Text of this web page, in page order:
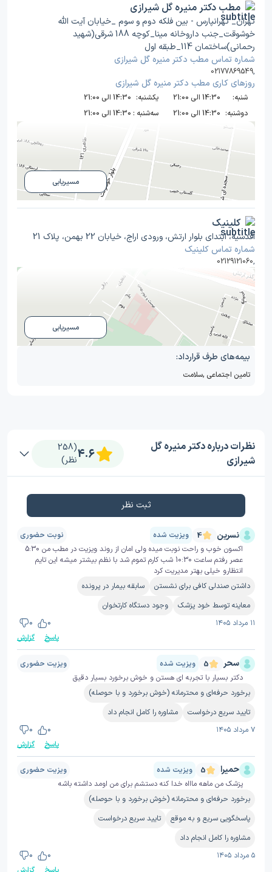
مطب دکتر منیره گل شیرازی
تهران_ تهرانپارس - بین فلکه دوم و سوم _خیابان آیت الله
خوشوقت_جنب داروخانه مینا_کوچه 188 شرقی(شهید
رحمانی)ساختمان 114_طبقه اول
شماره تماس مطب دکتر منیره گل شیرازی
02177869549,
روز‌های کاری مطب دکتر منیره گل شیرازی
شنبه: 14:30 الی 21:00 یکشنبه: 14:30 الی 21:00
دوشنبه: 14:30 الی 21:00 سه‌شنبه : 14:30 الی 21:00
مسیریابی
کلینیک
اقدسیه، ابتدای بلوار ارتش، ورودی اراج، خیابان 22 بهمن، پلاک 21
شماره تماس کلینیک
02129121060,
مسیریابی
بیمه‌های طرف قرارداد:
تامین اجتماعی ,سلامت
نظرات درباره دکتر منیره گل
شیرازی
(258
نظر)4.6
ثبت نظر
نسرین 4 ویزیت شده
نوبت حضوری
اکسون خوب و راحت نوبت میده ولی امان از روند ویزیت در مطب من 5:30
عصر رفتم ساعت 10:30 شب کارم تموم شد با نظم بیشتر میشه این تایم
انتظارو خیلی بهتر مدیریت کرد
داشتن صندلی کافی برای نشستن
سابقه بیمار در پرونده
معاینه توسط خود پزشک
وجود دستگاه کارتخوان
۱۱ مرداد ۱۴۰۵
0
0
پاسخ
گزارش
سحر 5 ویزیت شده
ویزیت حضوری
دکتر بسیار با تجربه ای هستن و خوش برخورد بسیار دقیق
برخورد حرفه‌ای و محترمانه (خوش برخورد و با حوصله)
تایید سریع درخواست
مشاوره را کامل انجام داد
۷ مرداد ۱۴۰۵
0
0
پاسخ
گزارش
حمیرا 5 ویزیت شده
ویزیت حضوری
پزشک من ماهه ماااه خدا کنه دستشم برای من اومد داشته باشه
برخورد حرفه‌ای و محترمانه (خوش برخورد و با حوصله)
پاسخگویی سریع و به موقع
تایید سریع درخواست
مشاوره را کامل انجام داد
۵ مرداد ۱۴۰۵
0
0